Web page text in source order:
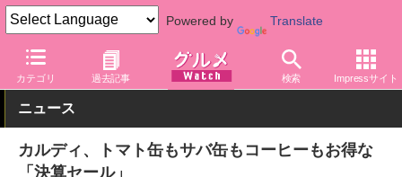
Powered by Translate
カテゴリ 過去記事 検索 Impressサイト
グルメ Watch サービス 通販
ニュース
カルディ、トマト缶もサバ缶もコーヒーもお得な
「決算セール」